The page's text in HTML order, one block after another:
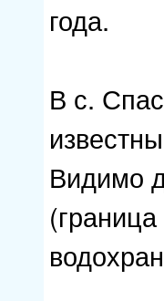
года.
В с.
Видимо